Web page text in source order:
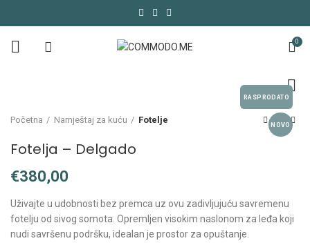
0
RASPRODATO
NOVO
Početna Namještaj za kuću Fotelje
Fotelja – Delgado
€
Uživajte u udobnosti bez premca uz ovu zadivljujuću savremenu
fotelju od sivog somota. Opremljen visokim naslonom za leđa koji
nudi savršenu podršku, idealan je prostor za opuštanje.